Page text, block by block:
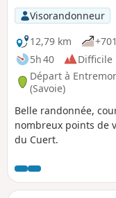
Visorandonneur
12,79 km
5h 40
Difficile
Départ à
(Savoie)
Belle randonnée,
nombreux points de
du Cuert.